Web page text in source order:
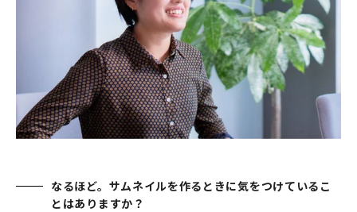
なるほど。サムネイルを作るときに気をつけているこ
とはありますか？